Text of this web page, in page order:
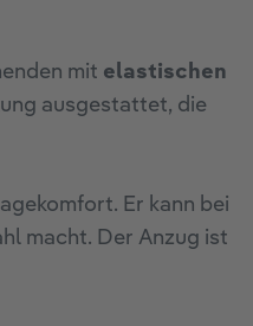
mit elastischen
ausgestattet, die
Er kann bei
macht. Der Anzug ist